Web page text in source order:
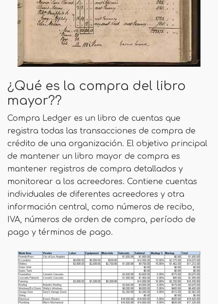
¿Qué es la compra del libro
mayor??
Compra Ledger es un libro de cuentas que
registra todas las transacciones de compra de
crédito de una organización. El objetivo principal
de mantener un libro mayor de compra es
mantener registros de compra detallados y
monitorear a los acreedores. Contiene cuentas
individuales de diferentes acreedores y otra
información central, como números de recibo,
IVA, números de orden de compra, período de
pago y términos de pago.